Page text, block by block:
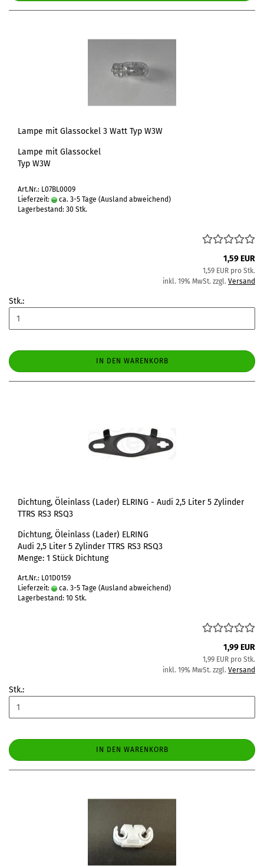
Lampe mit Glassockel 3 Watt Typ W3W
Lampe mit Glassockel
Typ W3W
Art.Nr.: L07BL0009
Lieferzeit:
ca. 3-5 Tage (Ausland abweichend)
Lagerbestand: 30 Stk.
1,59 EUR
1,59 EUR pro Stk.
inkl. 19% MwSt. zzgl. Versand
Stk.:
IN DEN WARENKORB
Dichtung, Öleinlass (Lader) ELRING - Audi 2,5 Liter 5 Zylinder
TTRS RS3 RSQ3
Dichtung, Öleinlass (Lader) ELRING
Audi 2,5 Liter 5 Zylinder TTRS RS3 RSQ3
Menge: 1 Stück Dichtung
Art.Nr.: L01D0159
Lieferzeit:
ca. 3-5 Tage (Ausland abweichend)
Lagerbestand: 10 Stk.
1,99 EUR
1,99 EUR pro Stk.
inkl. 19% MwSt. zzgl. Versand
Stk.:
IN DEN WARENKORB